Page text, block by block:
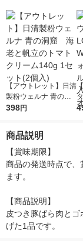
【アウトレット】日清
製粉ウェルナ 青の洞
窟 海老と帆立のトマ
398円
r
商品説明
【賞味期限】
商品の発送時点で、
ます。
【商品説明】
皮つき豚ばら肉と
げた1品です。